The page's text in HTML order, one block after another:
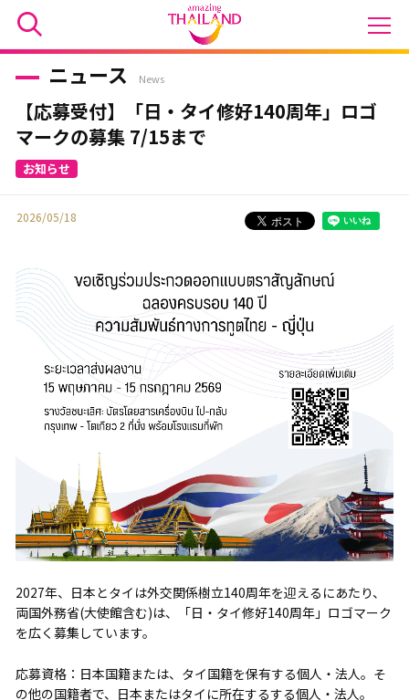
ニュース News
【応募受付】「日・タイ修好140周年」ロゴ
マークの募集 7/15まで
2026/05/18
2027年、日本とタイは外交関係樹立140周年を迎えるにあたり、
両国外務省(大使館含む)は、「日・タイ修好140周年」ロゴマーク
を広く募集しています。
応募資格：日本国籍または、タイ国籍を保有する個人・法人。そ
の他の国籍者で、日本またはタイに所在するする個人・法人。